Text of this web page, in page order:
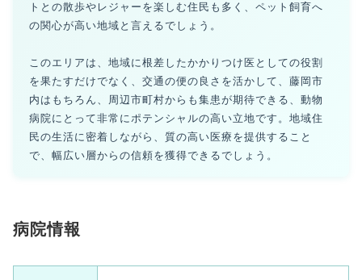
トとの散歩やレジャーを楽しむ住民も多く、ペット飼育へ
の関心が高い地域と言えるでしょう。
このエリアは、地域に根差したかかりつけ医としての役割
を果たすだけでなく、交通の便の良さを活かして、藤岡市
内はもちろん、周辺市町村からも集患が期待できる、動物
病院にとって非常にポテンシャルの高い立地です。地域住
民の生活に密着しながら、質の高い医療を提供すること
で、幅広い層からの信頼を獲得できるでしょう。
病院情報